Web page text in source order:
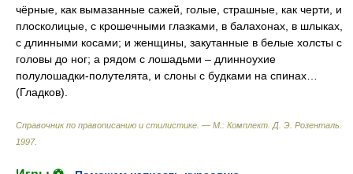
чёрные, как вымазанные сажей, голые, страшные, как черти, и
плосколицые, с крошечными глазками, в балахонах, в шлыках,
с длинными косами; и женщины, закутанные в белые холсты с
головы до ног; а рядом с лошадьми – длинноухие
полулошадки-полутелята, и слоны с будками на спинах…
(Гладков).
Справочник по правописанию и стилистике. — М.: Комплект Д. Э. Розенталь
1997.